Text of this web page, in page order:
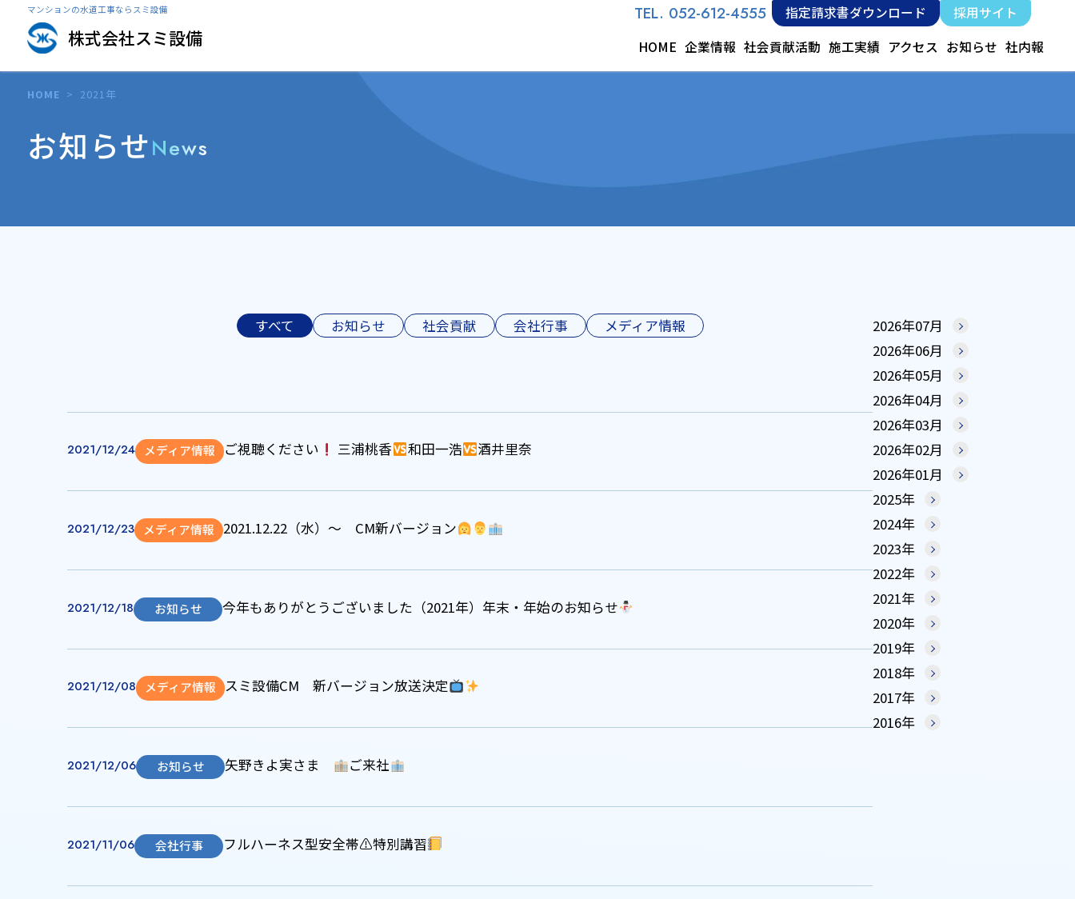
マンションの水道工事ならスミ設備
株式会社スミ設備
TEL. 052-612-4555 指定請求書ダウンロード
採用サイト
HOME 企業情報 社会貢献活動 施工実績 アクセス お知らせ 社内報
お知らせNews
HOME > 2021年
すべて お知らせ 社会貢献 会社行事 メディア情報
2021/12/24 メディア情報 ご視聴ください 三浦桃香 和田一浩 酒井里奈
2021/12/23 メディア情報 2021.12.22（水）～ CM新バージョン
2021/12/18 お知らせ 今年もありがとうございました（2021年）年末・年始のお知らせ
2021/12/08 メディア情報 スミ設備CM 新バージョン放送決定
2021/12/06 お知らせ 矢野きよ実さま ご来社
2021/11/06 会社行事 フルハーネス型安全帯⚠特別講習
2026年07月
2026年06月
2026年05月
2026年04月
2026年03月
2026年02月
2026年01月
2025年
2024年
2023年
2022年
2021年
2020年
2019年
2018年
2017年
2016年